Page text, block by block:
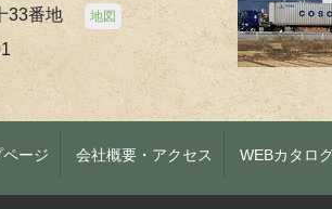
33番地 地図
ページ 会社概要・アクセス WEBカタロ